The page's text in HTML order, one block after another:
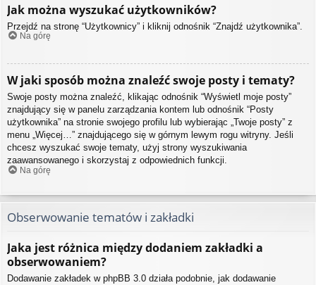
Jak można wyszukać użytkowników?
Przejdź na stronę “Użytkownicy” i kliknij odnośnik “Znajdź użytkownika”.
Na górę
W jaki sposób można znaleźć swoje posty i tematy?
Swoje posty można znaleźć, klikając odnośnik “Wyświetl moje posty”
znajdujący się w panelu zarządzania kontem lub odnośnik “Posty
użytkownika” na stronie swojego profilu lub wybierając „Twoje posty” z
menu „Więcej…” znajdującego się w górnym lewym rogu witryny. Jeśli
chcesz wyszukać swoje tematy, użyj strony wyszukiwania
zaawansowanego i skorzystaj z odpowiednich funkcji.
Na górę
Obserwowanie tematów i zakładki
Jaka jest różnica między dodaniem zakładki a
obserwowaniem?
Dodawanie zakładek w phpBB 3.0 działa podobnie, jak dodawanie